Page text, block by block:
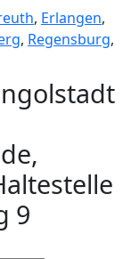
, Erlangen,
, Regensburg,
9